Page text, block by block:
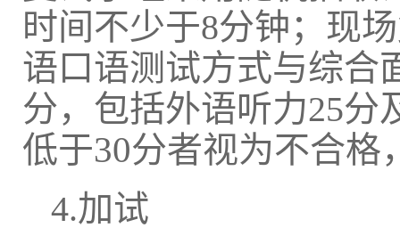
时间不少于8分钟；现
语口语测试方式与综合
分，包括外语听力25分
低于30分者视为不合格
4.加试